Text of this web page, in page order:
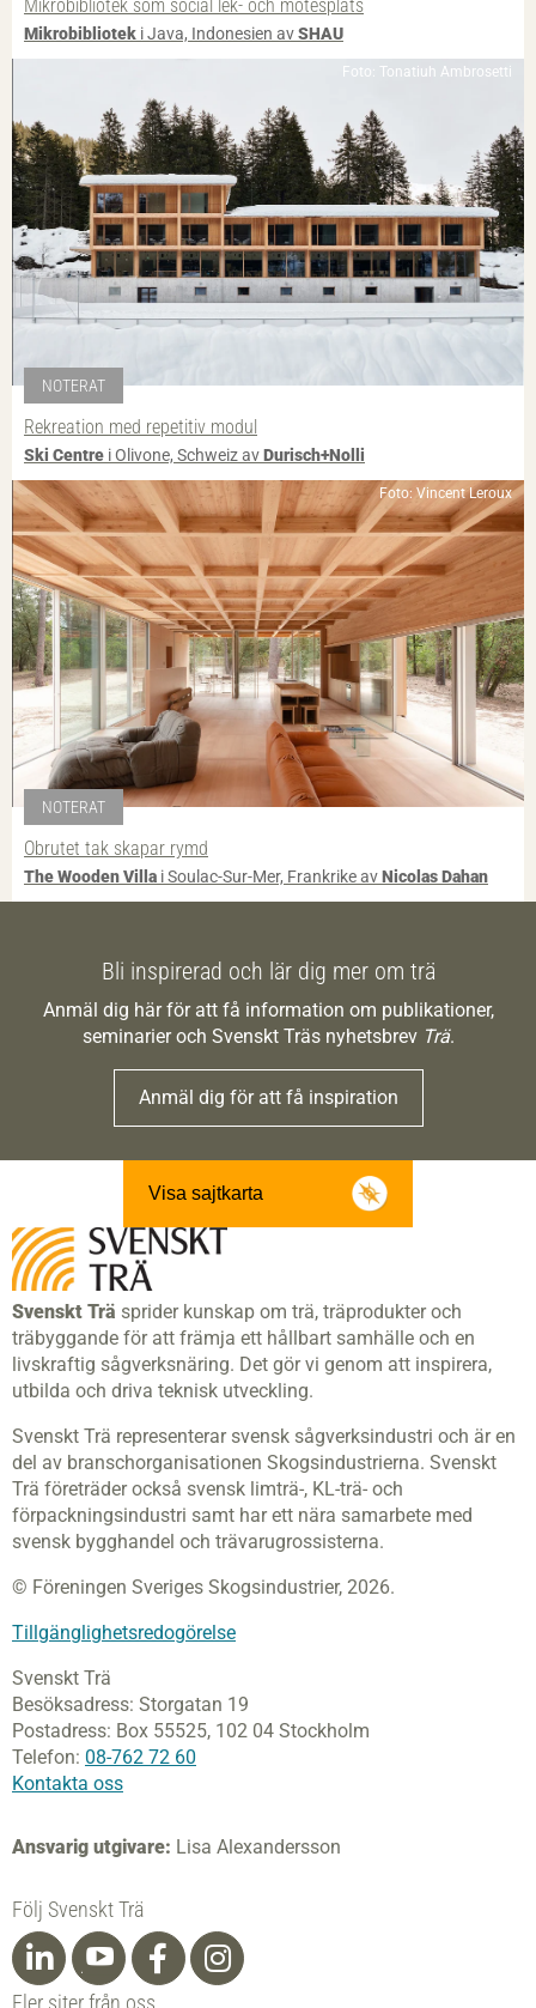
Mikrobibliotek som social lek- och mötesplats
Mikrobibliotek i Java, Indonesien avSHAU
Foto: Tonatiuh Ambrosetti
NOTERAT
Rekreation med repetitiv modul
Ski Centre i Olivone, Schweiz avDurisch+Nolli
Foto: Vincent Leroux
NOTERAT
Obrutet tak skapar rymd
The Wooden Villa i Soulac-Sur-Mer, Frankrike avNicolas Dahan
Bli inspirerad och lär dig mer om trä
Anmäl dig här för att få information om publikationer,
seminarier och Svenskt Träs nyhetsbrev Trä.
Anmäl dig för att få inspiration
Visa sajtkarta
Svenskt Trä sprider kunskap om trä, träprodukter och
träbyggande för att främja ett hållbart samhälle och en
livskraftig sågverksnäring. Det gör vi genom att inspirera,
utbilda och driva teknisk utveckling.
Svenskt Trä representerar svensk sågverksindustri och är en
del av branschorganisationen Skogsindustrierna. Svenskt
Trä företräder också svensk limträ-, KL-trä- och
förpackningsindustri samt har ett nära samarbete med
svensk bygghandel och trävarugrossisterna.
© Föreningen Sveriges Skogsindustrier, 2026.
Tillgänglighetsredogörelse
Svenskt Trä
Besöksadress: Storgatan 19
Postadress: Box 55525, 102 04 Stockholm
Telefon: 08-762 72 60
Kontakta oss
Ansvarig utgivare: Lisa Alexandersson
Följ Svenskt Trä
Fler siter från oss